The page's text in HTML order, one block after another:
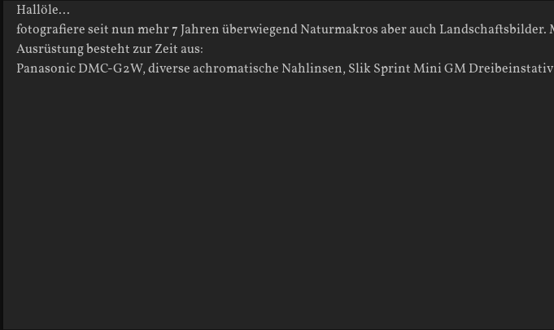
Hallöle...
fotografiere seit nun mehr 7 Jahren überwiegend Naturmakros aber auch Landschaftsbilder.
Ausrüstung besteht zur Zeit aus:
Panasonic DMC-G2W, diverse achromatische Nahlinsen, Slik Sprint Mini GM Dreibeinstativ